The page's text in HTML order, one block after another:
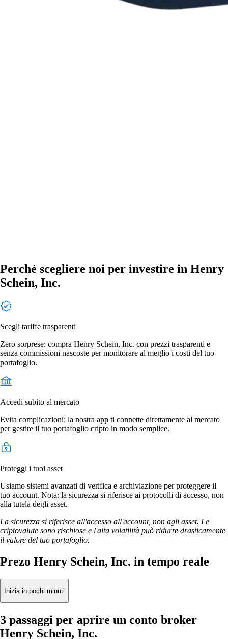
Perché scegliere noi per investire in Henry
Schein, Inc.
Scegli tariffe trasparenti
Zero sorprese: compra Henry Schein, Inc. con prezzi trasparenti e
senza commissioni nascoste per monitorare al meglio i costi del tuo
portafoglio.
Accedi subito al mercato
Evita complicazioni: la nostra app ti connette direttamente al mercato
per gestire il tuo portafoglio cripto in modo semplice.
Proteggi i tuoi asset
Usiamo sistemi avanzati di verifica e archiviazione per proteggere il
tuo account. Nota: la sicurezza si riferisce ai protocolli di accesso, non
alla tutela degli asset.
La sicurezza si riferisce all'accesso all'account, non agli asset. Le
criptovalute sono rischiose e l'alta volatilità può ridurre drasticamente
il valore del tuo portafoglio.
Prezo Henry Schein, Inc. in tempo reale
Inizia in pochi minuti
3 passaggi per aprire un conto broker
Henry Schein, Inc.